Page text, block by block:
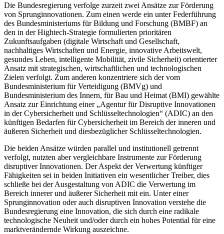
Die Bundesregierung verfolge zurzeit zwei Ansätze zur Förderung
von Sprunginnovationen. Zum einen werde ein unter Federführung
des Bundesministeriums für Bildung und Forschung (BMBF) an
den in der Hightech-Strategie formulierten prioritären
Zukunftsaufgaben (digitale Wirtschaft und Gesellschaft,
nachhaltiges Wirtschaften und Energie, innovative Arbeitswelt,
gesundes Leben, intelligente Mobilität, zivile Sicherheit) orientierter
Ansatz mit strategischen, wirtschaftlichen und technologischen
Zielen verfolgt. Zum anderen konzentriere sich der vom
Bundesministerium für Verteidigung (BMVg) und
Bundesministerium des Innern, für Bau und Heimat (BMI) gewählte
Ansatz zur Einrichtung einer „Agentur für Disruptive Innovationen
in der Cybersicherheit und Schlüsseltechnologien“ (ADIC) an den
künftigen Bedarfen für Cybersicherheit im Bereich der inneren und
äußeren Sicherheit und diesbezüglicher Schlüsseltechnologien.
Die beiden Ansätze würden parallel und institutionell getrennt
verfolgt, nutzten aber vergleichbare Instrumente zur Förderung
disruptiver Innovationen. Der Aspekt der Verwertung künftiger
Fähigkeiten sei in beiden Initiativen ein wesentlicher Treiber, dies
schließe bei der Ausgestaltung von ADIC die Verwertung im
Bereich innerer und äußerer Sicherheit mit ein. Unter einer
Sprunginnovation oder auch disruptiven Innovation verstehe die
Bundesregierung eine Innovation, die sich durch eine radikale
technologische Neuheit und/oder durch ein hohes Potential für eine
marktverändernde Wirkung auszeichne.